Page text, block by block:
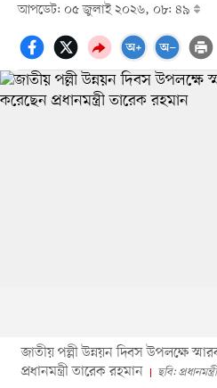
আপডেট: ০৫ জুলাই ২০২৬, ০৮: ৪৯
জাতীয় পল্লী উন্নয়ন দিবস উপলক্ষে
প্রধানমন্ত্রী তারেক রহমান
ছবি: